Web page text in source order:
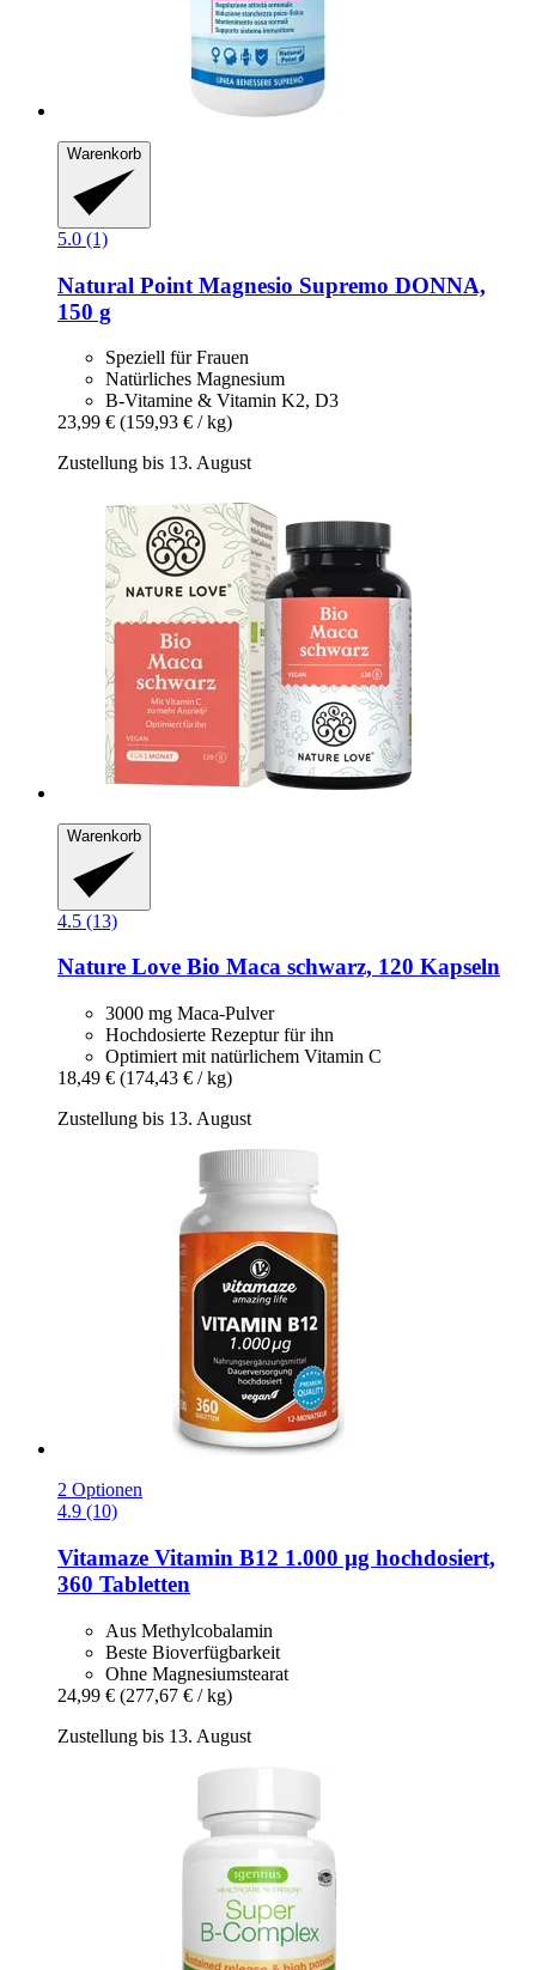
Warenkorb
5.0 (1)
Natural Point Magnesio Supremo DONNA,
150 g
Speziell für Frauen
Natürliches Magnesium
B-Vitamine & Vitamin K2, D3
23,99 € (159,93 € / kg)
Zustellung bis 13. August
Warenkorb
4.5 (13)
Nature Love Bio Maca schwarz, 120 Kapseln
3000 mg Maca-Pulver
Hochdosierte Rezeptur für ihn
Optimiert mit natürlichem Vitamin C
18,49 € (174,43 € / kg)
Zustellung bis 13. August
2 Optionen
4.9 (10)
Vitamaze Vitamin B12 1.000 µg hochdosiert,
360 Tabletten
Aus Methylcobalamin
Beste Bioverfügbarkeit
Ohne Magnesiumstearat
24,99 € (277,67 € / kg)
Zustellung bis 13. August